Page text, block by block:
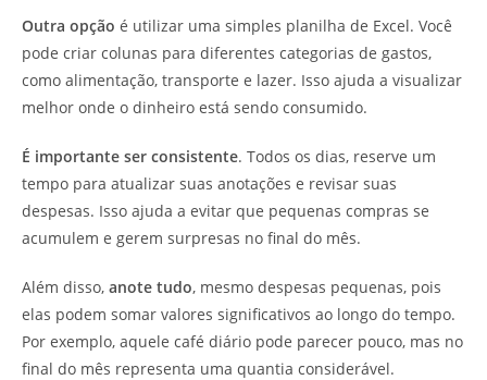
Outra opção é utilizar uma simples planilha de Excel. Você
pode criar colunas para diferentes categorias de gastos,
como alimentação, transporte e lazer. Isso ajuda a visualizar
melhor onde o dinheiro está sendo consumido.
É importante ser consistente. Todos os dias, reserve um
tempo para atualizar suas anotações e revisar suas
despesas. Isso ajuda a evitar que pequenas compras se
acumulem e gerem surpresas no final do mês.
Além disso, anote tudo, mesmo despesas pequenas, pois
elas podem somar valores significativos ao longo do tempo.
Por exemplo, aquele café diário pode parecer pouco, mas no
final do mês representa uma quantia considerável.